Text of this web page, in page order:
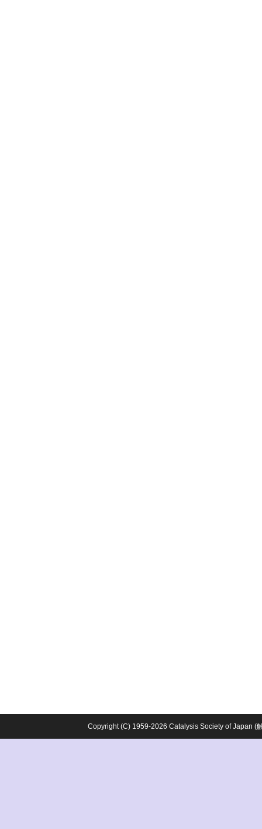
Copyright (C) 1959-2026 Catalysis Society of Japan (